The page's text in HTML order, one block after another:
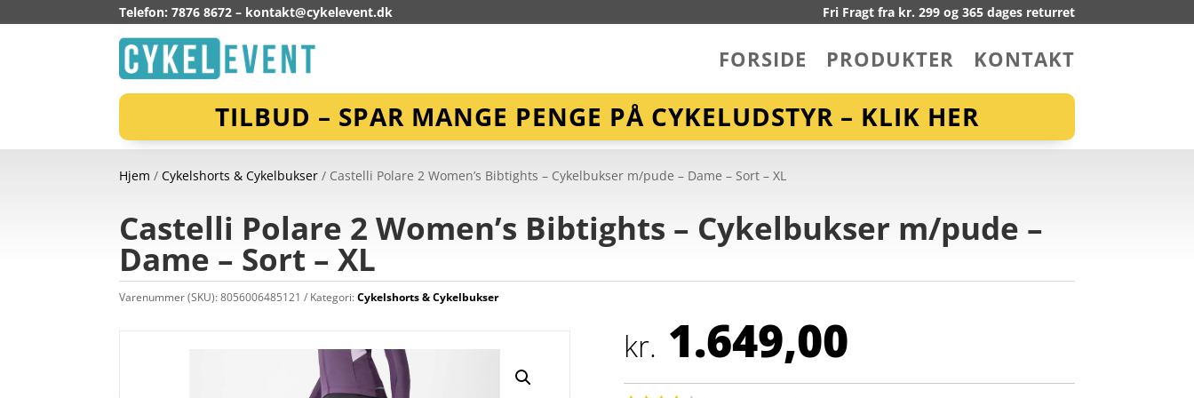
Telefon: 7876 8672 – kontakt@cykelevent.dk Fri Fragt fra kr. 299 og 365 dages returret
FORSIDE PRODUKTER KONTAKT
TILBUD – SPAR MANGE PENGE PÅ CYKELUDSTYR – KLIK HER
Hjem /Cykelshorts & Cykelbukser / Castelli Polare 2 Women’s Bibtights – Cykelbukser m/pude – Dame – Sort – XL
Castelli Polare 2 Women’s Bibtights – Cykelbukser m/pude –
Dame – Sort – XL
Varenummer (SKU):8056006485121 Kategori:Cykelshorts & Cykelbukser
kr. 1.649,00